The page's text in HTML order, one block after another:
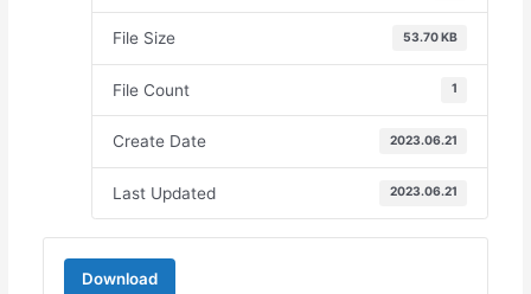
File Size 53.70 KB
File Count 1
Create Date 2023.06.21
Last Updated 2023.06.21
Download